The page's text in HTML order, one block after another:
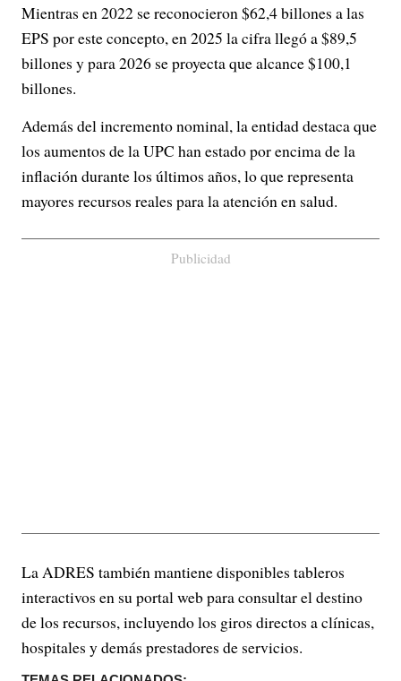
Mientras en 2022 se reconocieron $62,4 billones a las
EPS por este concepto, en 2025 la cifra llegó a $89,5
billones y para 2026 se proyecta que alcance $100,1
billones.
Además del incremento nominal, la entidad destaca que
los aumentos de la UPC han estado por encima de la
inflación durante los últimos años, lo que representa
mayores recursos reales para la atención en salud.
Publicidad
La ADRES también mantiene disponibles tableros
interactivos en su portal web para consultar el destino
de los recursos, incluyendo los giros directos a clínicas,
hospitales y demás prestadores de servicios.